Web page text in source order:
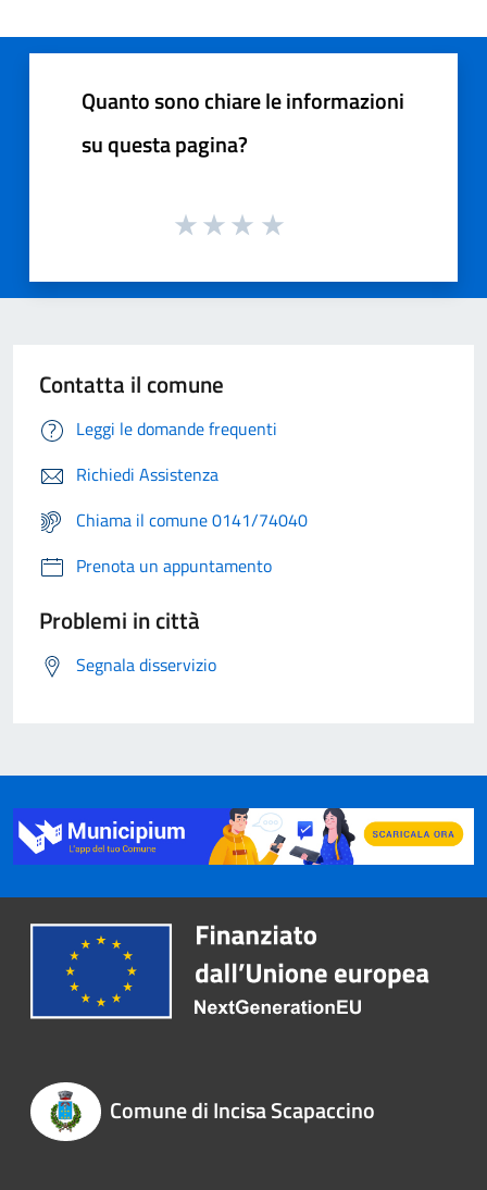
Quanto sono chiare le informazioni
su questa pagina?
Contatta il comune
Leggi le domande frequenti
Richiedi Assistenza
Chiama il comune 0141/74040
Prenota un appuntamento
Problemi in città
Segnala disservizio
Comune di Incisa Scapaccino